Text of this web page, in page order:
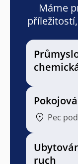
Máme
Pec
ruch